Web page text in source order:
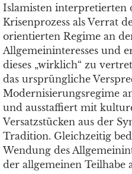
Islamisten interpretierten
Krisenprozess als Verrat
orientierten Regime an
Allgemeininteresses und
dieses „wirklich“ zu
das ursprüngliche
Modernisierungsregime
und ausstaffiert mit
Versatzstücken aus der
Tradition. Gleichzeitig
Wendung des
der allgemeinen Teilhabe